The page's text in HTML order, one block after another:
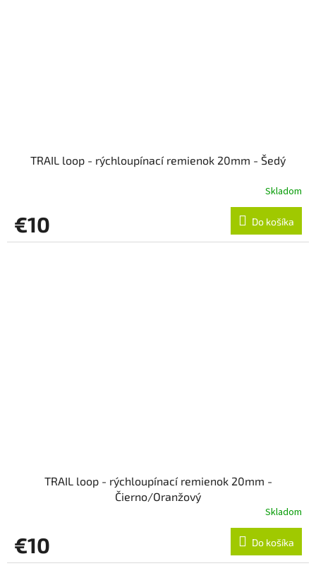
TRAIL loop - rýchloupínací remienok 20mm - Šedý
Skladom
€10 Do košíka
TRAIL loop - rýchloupínací remienok 20mm -
Čierno/Oranžový
Skladom
€10 Do košíka